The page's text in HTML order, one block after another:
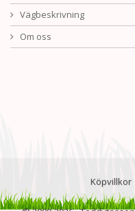
Vägbeskrivning
Om oss
Köpvillkor